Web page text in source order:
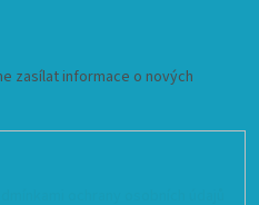
zasílat informace o nových